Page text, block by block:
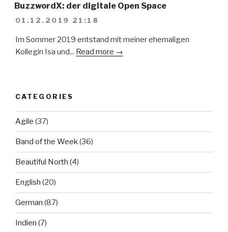
BuzzwordX: der digitale Open Space
01.12.2019 21:18
Im Sommer 2019 entstand mit meiner ehemaligen
Kollegin Isa und... Read more →
CATEGORIES
Agile (37)
Band of the Week(36)
Beautiful North (4)
English (20)
German (87)
Indien (7)